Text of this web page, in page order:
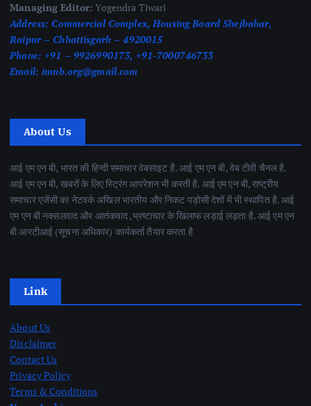
Managing Editor: Yogendra Tiwari
Address: Commercial Complex, Housing Board Shejbahar,
Raipur – Chhattisgarh – 4920015
Phone: +91 – 9926990173, +91-7000746733
Email: imnb.org@gmail.com
About Us
आई एम एन बी, भारत की हिन्दी समाचार वेबसाइट है. आई एम एन बी, वेब टीवी चैनल है.
आई एम एन बी, खबरों के लिए स्ट्रिंग आपरेशन भी करती है. आई एम एन बी, राष्ट्रीय
समाचार एजेंसी का नेटवर्क अखिल भारतीय और निकट पड़ोसी देशों में भी स्थापित है. आई
एम एन बी नक्सलवाद और आतंकवाद ,भ्रष्टाचार के खिलाफ लड़ाई लड़ता है. आई एम एन
बी आरटीआई (सूचना अधिकार) कार्यकर्ता तैयार करता है
Link
About Us
Disclaimer
Contact Us
Privacy Policy
Terms & Conditions